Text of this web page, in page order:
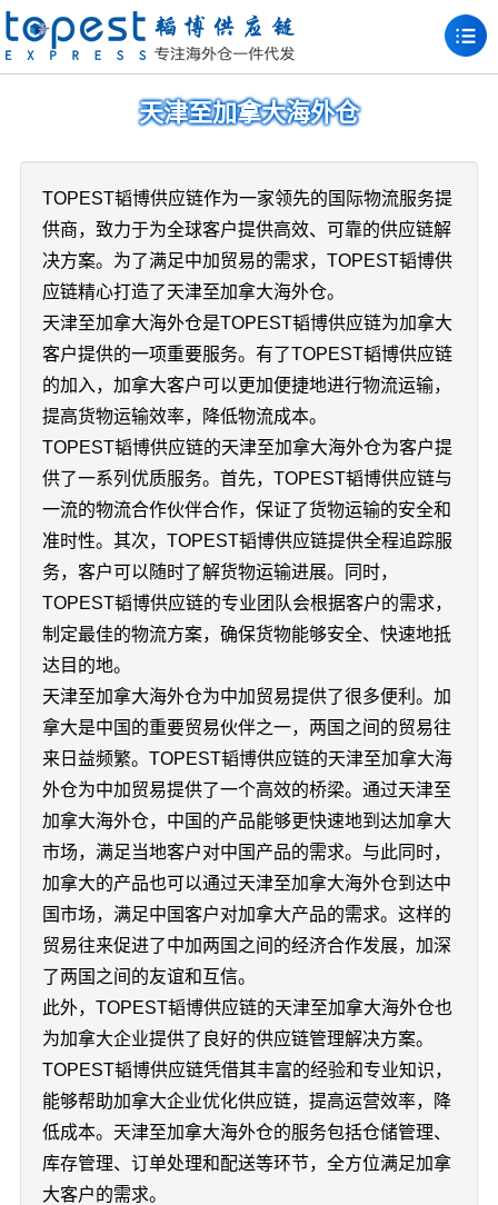
天津至加拿大海外仓
TOPEST韬博供应链作为一家领先的国际物流服务提
供商，致力于为全球客户提供高效、可靠的供应链解
决方案。为了满足中加贸易的需求，TOPEST韬博供
应链精心打造了天津至加拿大海外仓。
天津至加拿大海外仓是TOPEST韬博供应链为加拿大
客户提供的一项重要服务。有了TOPEST韬博供应链
的加入，加拿大客户可以更加便捷地进行物流运输，
提高货物运输效率，降低物流成本。
TOPEST韬博供应链的天津至加拿大海外仓为客户提
供了一系列优质服务。首先，TOPEST韬博供应链与
一流的物流合作伙伴合作，保证了货物运输的安全和
准时性。其次，TOPEST韬博供应链提供全程追踪服
务，客户可以随时了解货物运输进展。同时，
TOPEST韬博供应链的专业团队会根据客户的需求，
制定最佳的物流方案，确保货物能够安全、快速地抵
达目的地。
天津至加拿大海外仓为中加贸易提供了很多便利。加
拿大是中国的重要贸易伙伴之一，两国之间的贸易往
来日益频繁。TOPEST韬博供应链的天津至加拿大海
外仓为中加贸易提供了一个高效的桥梁。通过天津至
加拿大海外仓，中国的产品能够更快速地到达加拿大
市场，满足当地客户对中国产品的需求。与此同时，
加拿大的产品也可以通过天津至加拿大海外仓到达中
国市场，满足中国客户对加拿大产品的需求。这样的
贸易往来促进了中加两国之间的经济合作发展，加深
了两国之间的友谊和互信。
此外，TOPEST韬博供应链的天津至加拿大海外仓也
为加拿大企业提供了良好的供应链管理解决方案。
TOPEST韬博供应链凭借其丰富的经验和专业知识，
能够帮助加拿大企业优化供应链，提高运营效率，降
低成本。天津至加拿大海外仓的服务包括仓储管理、
库存管理、订单处理和配送等环节，全方位满足加拿
大客户的需求。